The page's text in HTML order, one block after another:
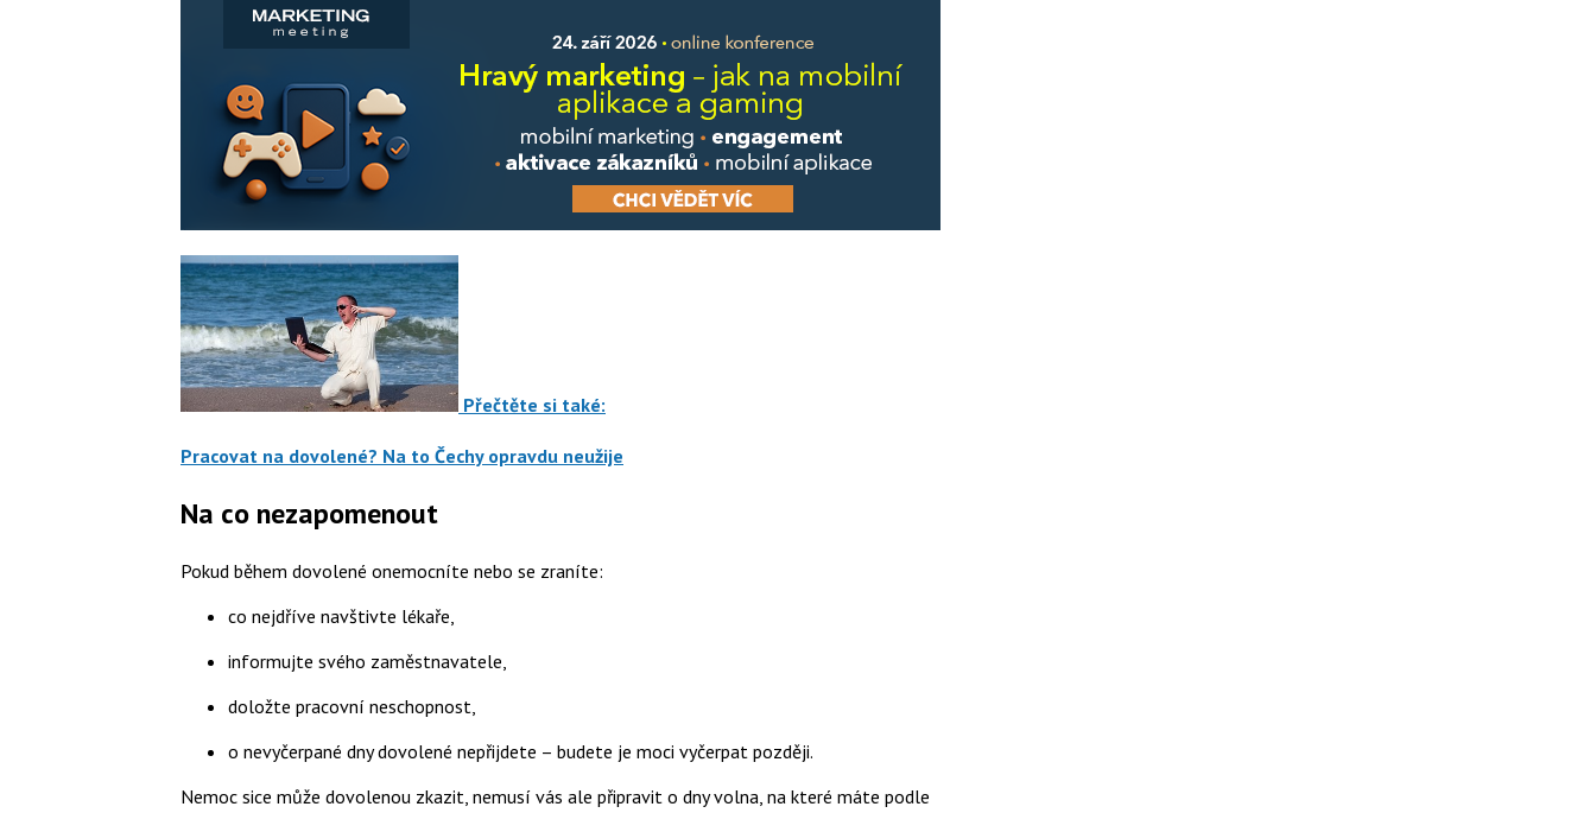
Přečtěte si také:
Pracovat na dovolené? Na to Čechy opravdu neužije
Na co nezapomenout
Pokud během dovolené onemocníte nebo se zraníte:
co nejdříve navštivte lékaře,
informujte svého zaměstnavatele,
doložte pracovní neschopnost,
o nevyčerpané dny dovolené nepřijdete – budete je moci vyčerpat později.
Nemoc sice může dovolenou zkazit, nemusí vás ale připravit o dny volna, na které máte podle